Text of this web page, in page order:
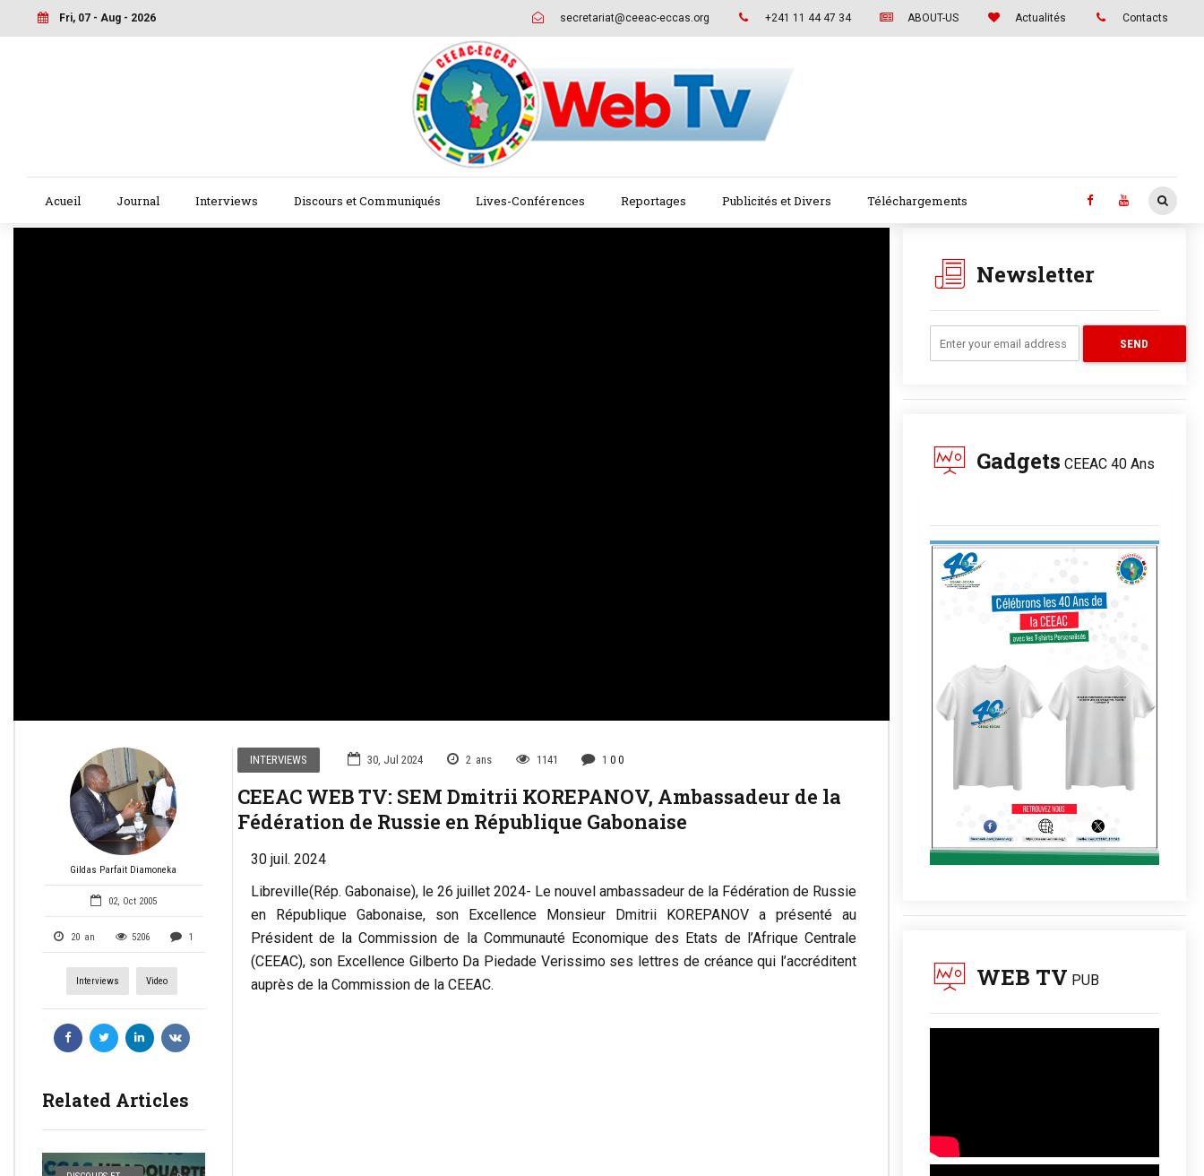
Fri, 07 - Aug - 2026 secretariat@ceeac-eccas.org +241 11 44 47 34 ABOUT-US Actualités Contacts
Acueil Journal Interviews Discours et Communiqués Lives-Conférences Reportages Publicités et Divers Téléchargements
Gildas Parfait Diamoneka
02, Oct 2005
20 an 5206 1
Interviews Video
Related Articles
INTERVIEWS 30, Jul 2024 2 ans 1141 1 00
CEEAC WEB TV: SEM Dmitrii KOREPANOV, Ambassadeur de la
Fédération de Russie en République Gabonaise
30 juil. 2024
Libreville(Rép. Gabonaise), le 26 juillet 2024- Le nouvel ambassadeur de la Fédération de Russie
en République Gabonaise, son Excellence Monsieur Dmitrii KOREPANOV a présenté au
Président de la Commission de la Communauté Economique des Etats de l’Afrique Centrale
(CEEAC), son Excellence Gilberto Da Piedade Verissimo ses lettres de créance qui l’accréditent
auprès de la Commission de la CEEAC.
Newsletter
Gadgets CEEAC 40 Ans
WEB TV PUB